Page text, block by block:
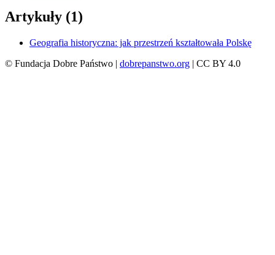
Artykuły (1)
Geografia historyczna: jak przestrzeń kształtowała Polskę
© Fundacja Dobre Państwo | dobrepanstwo.org | CC BY 4.0